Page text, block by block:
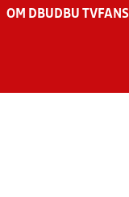
OM DBU DBU TV